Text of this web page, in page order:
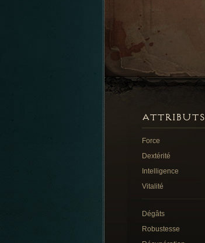
ATTRIBUTS
Force
Dextérité
Intelligence
Vitalité
Dégâts
Robustesse